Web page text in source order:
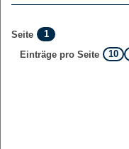
Seite
1
Einträge pro Seite
10